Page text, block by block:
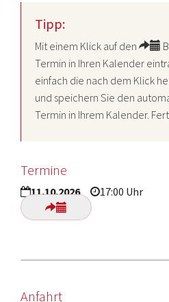
Tipp:
Mit einem Klick auf den
Termin in Ihren Kalender
einfach die nach dem Klick
und speichern Sie den
Termin in Ihrem Kalender.
Termine
11.10.2026 17:00 Uhr
Anfahrt